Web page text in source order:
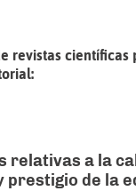
revistas científicas
relativas a la
prestigio de la